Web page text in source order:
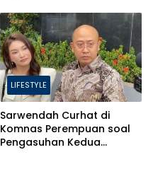
LIFESTYLE
Sarwendah Curhat di
Komnas Perempuan soal
Pengasuhan Kedua